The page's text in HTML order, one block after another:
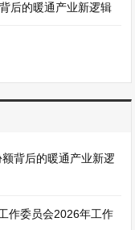
后的暖通产业新逻辑
背后的暖通产业新逻
作委员会2026年工作